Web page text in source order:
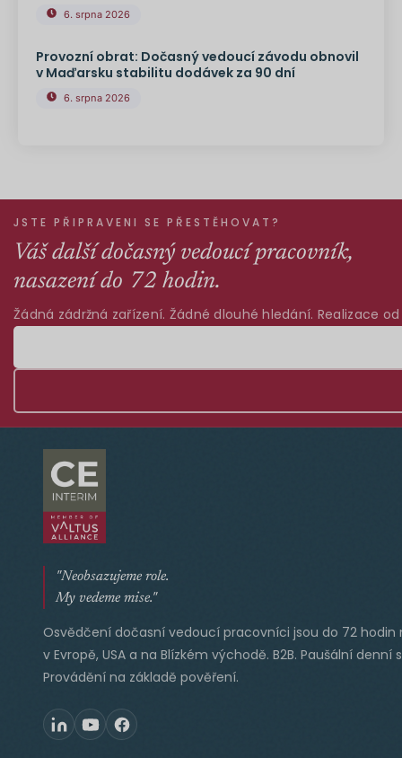
6. srpna 2026
Provozní obrat: Dočasný vedoucí závodu obnovil
v Maďarsku stabilitu dodávek za 90 dní
6. srpna 2026
JSTE PŘIPRAVENI SE PŘESTĚHOVAT?
Váš další dočasný vedoucí pracovník,
nasazení do 72 hodin.
Žádná zádržná zařízení. Žádné dlouhé hledání. Realizace
"Neobsazujeme role.
My vedeme mise."
Osvědčení dočasní vedoucí pracovníci jsou do 72 hodin
v Evropě, USA a na Blízkém východě. B2B. Paušální denní
Provádění na základě pověření.